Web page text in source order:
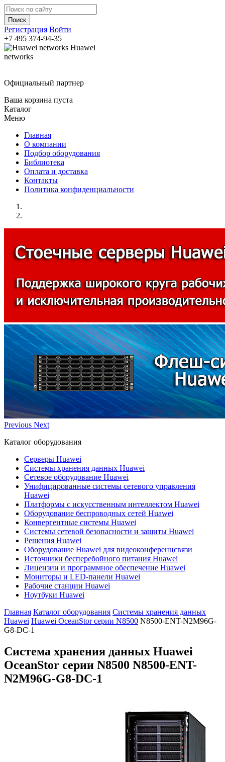
Регистрация Войти
+7 495 374-94-35
Huawei
networks
Официальный партнер
Ваша корзина пуста
Каталог
Меню
Главная
О компании
Подбор оборудования
Библиотека
Оплата и доставка
Контакты
Политика конфиденциальности
Previous Next
Каталог оборудования
Серверы Huawei
Системы хранения данных Huawei
Сетевое оборудование Huawei
Унифицированные системы сетевого управления
Huawei
Платформы с искусственным интеллектом Huawei
Оборудование беспроводных сетей Huawei
Конвергентные системы Huawei
Системы сетевой безопасности и защиты Huawei
Решения Huawei
Оборудование Huawei для видеоконференцсвязи
Источники бесперебойного питания Huawei
Лицензии и программное обеспечение Huawei
Мониторы и LED-панели Huawei
Рабочие станции Huawei
Ноутбуки Huawei
Главная Каталог оборудования Системы хранения данных
Huawei Huawei OceanStor серии N8500 N8500-ENT-N2M96G-
G8-DC-1
Система хранения данных Huawei
OceanStor серии N8500 N8500-ENT-
N2M96G-G8-DC-1